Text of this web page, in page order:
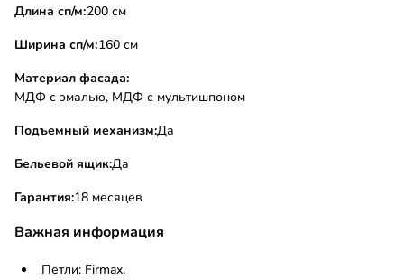
Длина сп/м:200 см
Ширина сп/м:160 см
Материал фасада:
МДФ с эмалью, МДФ с мультишпоном
Подъемный механизм:Да
Бельевой ящик:Да
Гарантия:18 месяцев
Важная информация
Петли: Firmax.